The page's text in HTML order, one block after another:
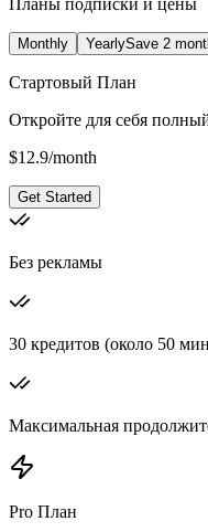
Планы подписки и цены
Monthly YearlySave 2
Стартовый План
Откройте для себя
$12.9/month
Get Started
Без рекламы
30 кредитов (около 50
Максимальная
Pro План